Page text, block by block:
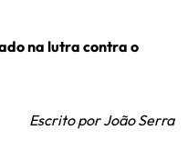
na lutra contra o
Escrito por João Serra